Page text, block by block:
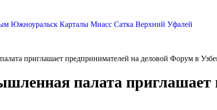
Южноуральск Карталы Миасс Сатка Верхний Уфалей
приглашает предпринимателей на деловой Форум в
палата